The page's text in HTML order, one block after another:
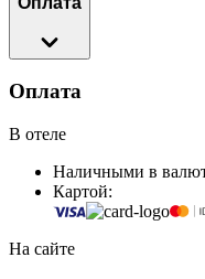
Оплата
В отеле
Наличными в
Картой:
На сайте